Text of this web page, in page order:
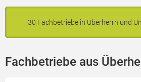
30 Fachbetriebe in Überherrn und
Fachbetriebe aus